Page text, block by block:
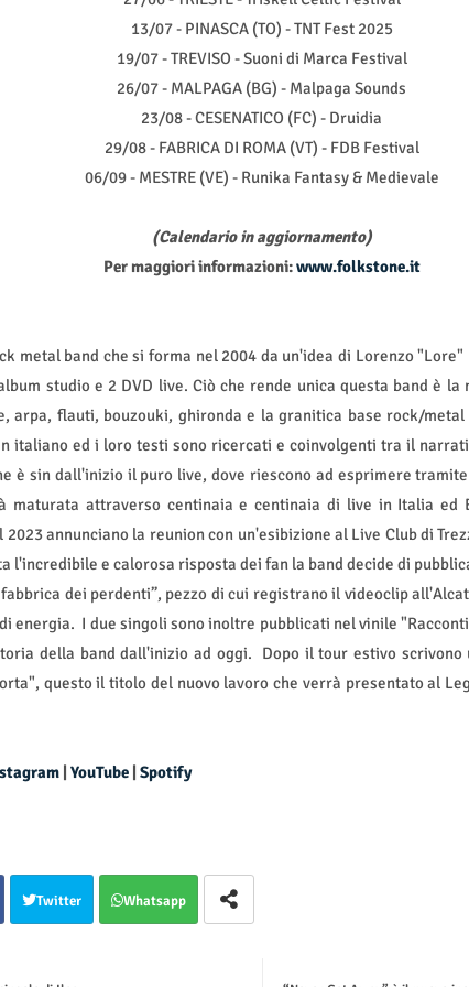
13/07 - PINASCA (TO) - TNT Fest 2025
19/07 - TREVISO - Suoni di Marca Festival
26/07 - MALPAGA (BG) - Malpaga Sounds
23/08 - CESENATICO (FC) - Druidia
29/08 - FABRICA DI ROMA (VT) - FDB Festival
06/09 - MESTRE (VE) - Runika Fantasy & Medievale
(Calendario in aggiornamento)
Per maggiori informazioni:www.folkstone.it
metal band che si forma nel 2004 da un'idea di Lorenzo
studio e 2 DVD live. Ciò che rende unica questa band è
arpa, flauti, bouzouki, ghironda e la granitica base rock/
italiano ed i loro testi sono ricercati e coinvolgenti tra il
è sin dall'inizio il puro live, dove riescono ad esprimere
maturata attraverso centinaia e centinaia di live in Italia ed
annunciano la reunion con un'esibizione al Live Club di
l'incredibile e calorosa risposta dei fan la band decide di
fabbrica dei perdenti”, pezzo di cui registrano il videoclip
energia. I due singoli sono inoltre pubblicati nel vinile
della band dall'inizio ad oggi.
Dopo il tour estivo
questo il titolo del nuovo lavoro che verrà presentato al
| YouTube| Spotify
Twitter Whatsapp